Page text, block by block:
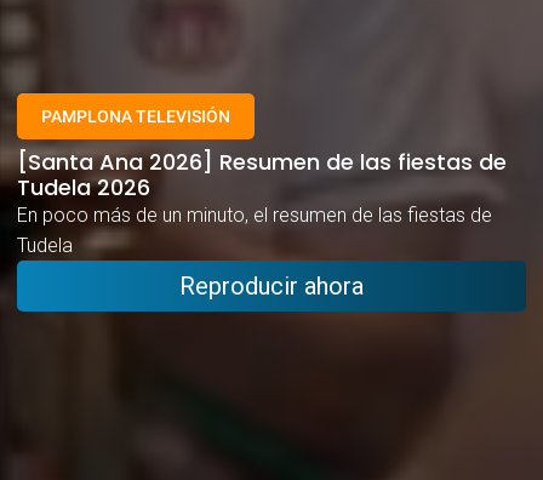
PAMPLONA TELEVISIÓN
[Santa Ana 2026] Resumen de las fiestas de
Tudela 2026
En poco más de un minuto, el resumen de las fiestas de
Tudela
Reproducir ahora